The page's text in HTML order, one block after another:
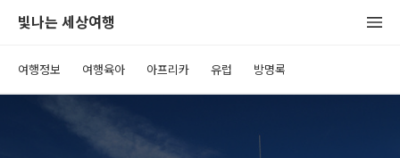
빛나는 세상여행
여행정보 여행육아 아프리카 유럽 방명록